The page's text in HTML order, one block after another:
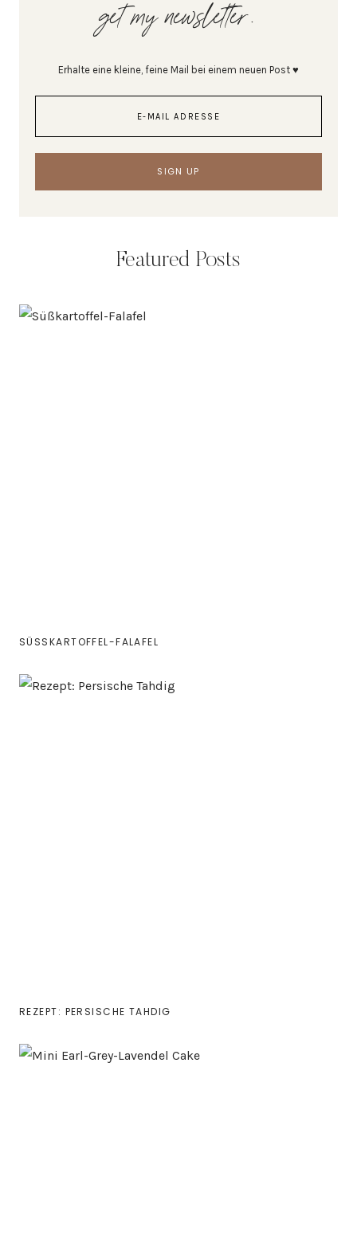
get my newsletter.
Erhalte eine kleine, feine Mail bei einem neuen Post ♥
Featured Posts
SÜSSKARTOFFEL-FALAFEL
REZEPT: PERSISCHE TAHDIG